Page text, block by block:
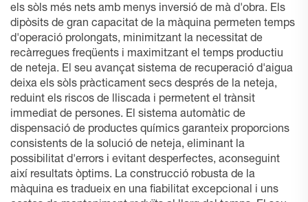
els sòls més nets amb menys inversió de mà d'obra. Els
dipòsits de gran capacitat de la màquina permeten temps
d'operació prolongats, minimitzant la necessitat de
recàrregues freqüents i maximitzant el temps productiu
de neteja. El seu avançat sistema de recuperació d'aigua
deixa els sòls pràcticament secs després de la neteja,
reduint els riscos de lliscada i permetent el trànsit
immediat de persones. El sistema automàtic de
dispensació de productes químics garanteix proporcions
consistents de la solució de neteja, eliminant la
possibilitat d'errors i evitant desperfectes, aconseguint
així resultats òptims. La construcció robusta de la
màquina es tradueix en una fiabilitat excepcional i uns